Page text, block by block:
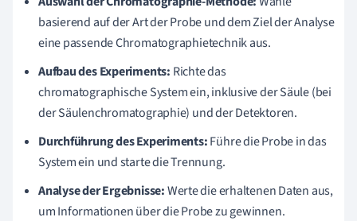
basierend auf der Art der Probe und dem Ziel der Analyse
eine passende Chromatographietechnik aus.
Aufbau des Experiments: Richte das
chromatographische System ein, inklusive der Säule (bei
der Säulenchromatographie) und der Detektoren.
Durchführung des Experiments:Führe die Probe in das
System ein und starte die Trennung.
Analyse der Ergebnisse:Werte die erhaltenen Daten aus,
um Informationen über die Probe zu gewinnen.